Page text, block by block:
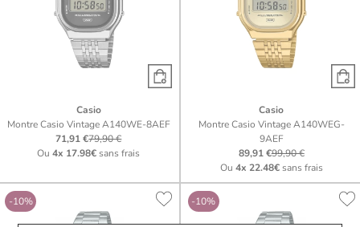
Casio
Montre Casio Vintage A140WE-8AEF
71,91 €79,90 €
Ou4x 17.98€sans frais
Casio
Montre Casio Vintage A140WEG-
9AEF
89,91 €99,90 €
Ou 4x 22.48€sans frais
-10% -10%